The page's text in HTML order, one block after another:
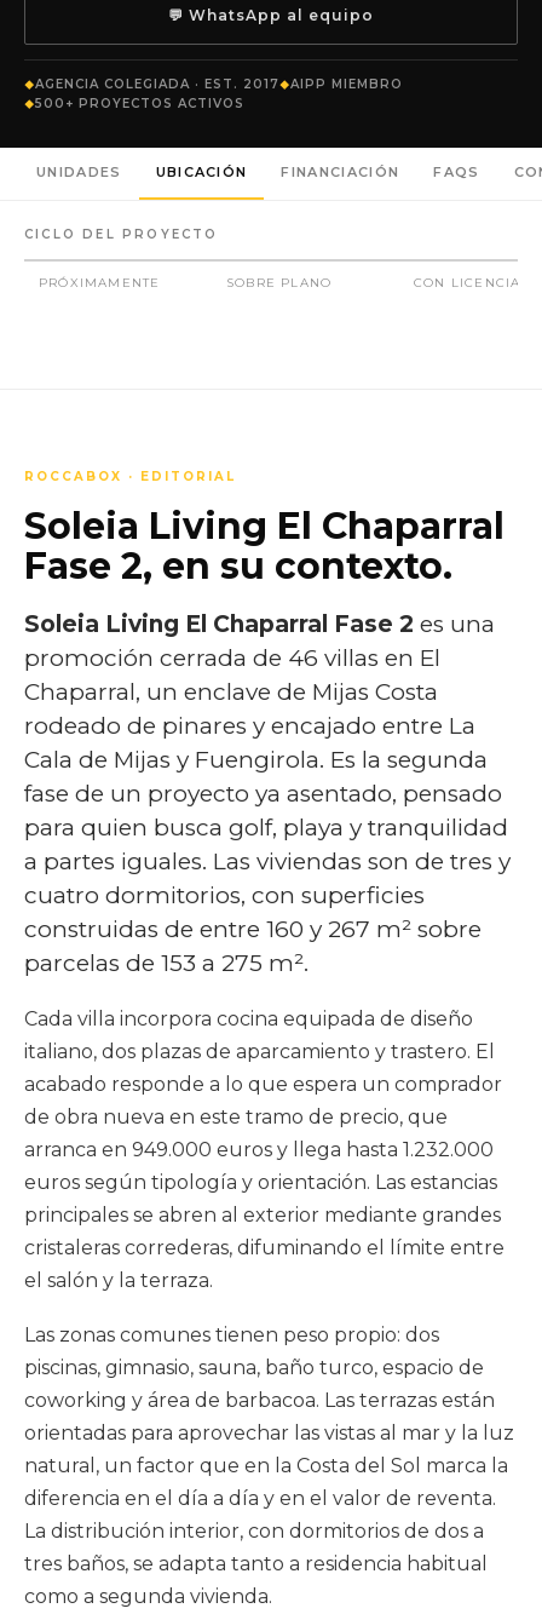
💬 WhatsApp al equipo
AGENCIA COLEGIADA · EST. 2017
AIPP MIEMBRO
500+ PROYECTOS ACTIVOS
UNIDADES UBICACIÓN FINANCIACIÓN FAQS
CICLO DEL PROYECTO
PRÓXIMAMENTE SOBRE PLANO CON LICENCIA
ROCCABOX · EDITORIAL
Soleia Living El Chaparral
Fase 2, en su contexto.
Soleia Living El Chaparral Fase 2 es una
promoción cerrada de 46 villas en El
Chaparral, un enclave de Mijas Costa
rodeado de pinares y encajado entre La
Cala de Mijas y Fuengirola. Es la segunda
fase de un proyecto ya asentado, pensado
para quien busca golf, playa y tranquilidad
a partes iguales. Las viviendas son de tres y
cuatro dormitorios, con superficies
construidas de entre 160 y 267 m² sobre
parcelas de 153 a 275 m².
Cada villa incorpora cocina equipada de diseño
italiano, dos plazas de aparcamiento y trastero. El
acabado responde a lo que espera un comprador
de obra nueva en este tramo de precio, que
arranca en 949.000 euros y llega hasta 1.232.000
euros según tipología y orientación. Las estancias
principales se abren al exterior mediante grandes
cristaleras correderas, difuminando el límite entre
el salón y la terraza.
Las zonas comunes tienen peso propio: dos
piscinas, gimnasio, sauna, baño turco, espacio de
coworking y área de barbacoa. Las terrazas están
orientadas para aprovechar las vistas al mar y la luz
natural, un factor que en la Costa del Sol marca la
diferencia en el día a día y en el valor de reventa.
La distribución interior, con dormitorios de dos a
tres baños, se adapta tanto a residencia habitual
como a segunda vivienda.